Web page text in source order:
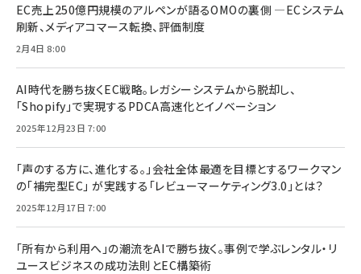
EC売上250億円規模のアルペンが語るOMOの裏側 ―ECシステム
刷新、メディアコマース転換、評価制度
2月4日 8:00
AI時代を勝ち抜くEC戦略。レガシーシステムから脱却し、
「Shopify」で実現するPDCA高速化とイノベーション
2025年12月23日 7:00
「声のする方に、進化する。」会社全体最適を目標とするワークマン
の「補完型EC」 が実践する「レビューマーケティング3.0」とは？
2025年12月17日 7:00
「所有から利用へ」の潮流をAIで勝ち抜く。事例で学ぶレンタル・リ
ユースビジネスの成功法則とEC構築術